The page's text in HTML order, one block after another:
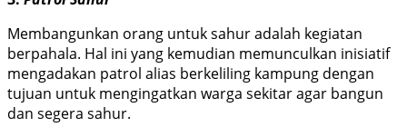
Membangunkan orang untuk sahur adalah kegiatan
berpahala. Hal ini yang kemudian memunculkan inisiatif
mengadakan patrol alias berkeliling kampung dengan
tujuan untuk mengingatkan warga sekitar agar bangun
dan segera sahur.